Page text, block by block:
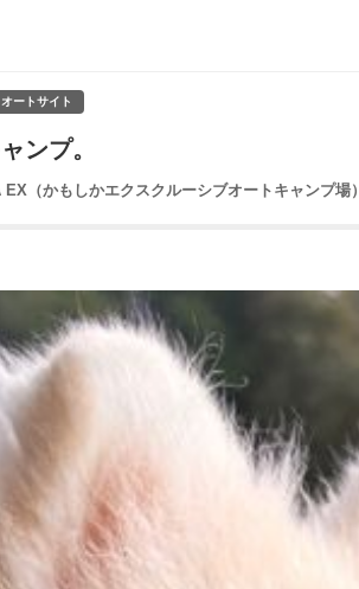
オートサイト
ンプ。
（かもしかエクスクルーシブオートキャンプ場）